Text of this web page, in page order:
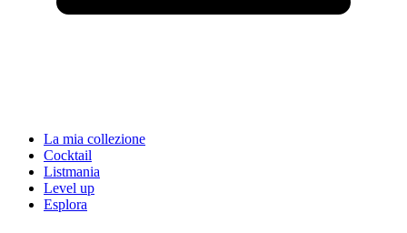
La mia collezione
Cocktail
Listmania
Level up
Esplora